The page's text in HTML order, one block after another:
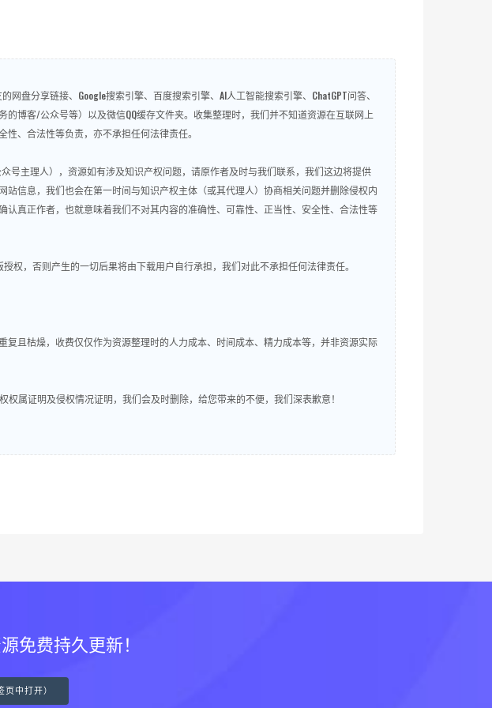
盘分享链接、Google搜索引擎、百度搜索引擎、AI人工智能搜索引擎、ChatGPT问答、
的博客/公众号等）以及微信QQ缓存文件夹。收集整理时，我们并不知道资源在互联网上
、合法性等负责，亦不承担任何法律责任。
号主理人），资源如有涉及知识产权问题，请原作者及时与我们联系，我们这边将提供
信息，我们也会在第一时间与知识产权主体（或其代理人）协商相关问题并删除侵权内
真正作者，也就意味着我们不对其内容的准确性、可靠性、正当性、安全性、合法性等
，否则产生的一切后果将由下载用户自行承担，我们对此不承担任何法律责任。
且枯燥，收费仅仅作为资源整理时的人力成本、时间成本、精力成本等，并非资源实际
属证明及侵权情况证明，我们会及时删除，给您带来的不便，我们深表歉意！
免费持久更新！
中打开）